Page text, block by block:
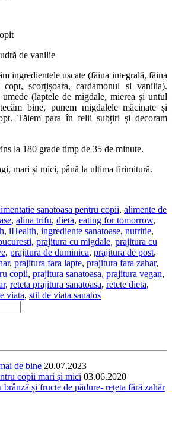
de vanilie
ingredientele uscate (făina integrală, făina
scorțișoara, cardamonul si vanilia).
(laptele de migdale, mierea și untul
bine, punem migdalele măcinate și
Tăiem para în felii subțiri și decoram
la 180 grade timp de 35 de minute.
mari și mici, până la ultima firimitură.
sanatoasa pentru copii, alimente de
, alina trifu, dieta, eating for tomorrow,
, iHealth, ingrediente sanatoase, nutritie,
, prajitura cu migdale, prajitura cu
, prajitura de duminica, prajitura de post,
, prajitura fara lapte, prajitura fara zahar,
copii, prajitura sanatoasa, prajitura vegan,
, reteta prajitura sanatoasa, retete dieta,
viata, stil de viata sanatos
de bine 20.07.2023
copii mari și mici 03.06.2020
brânză și fructe de pădure- rețeta fără zahăr